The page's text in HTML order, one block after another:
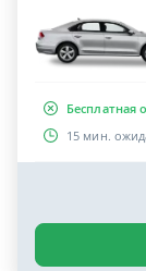
Бесплатная
15 мин.